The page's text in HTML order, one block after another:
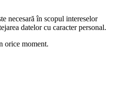
necesară în scopul intereselor
datelor cu caracter personal.
orice moment.